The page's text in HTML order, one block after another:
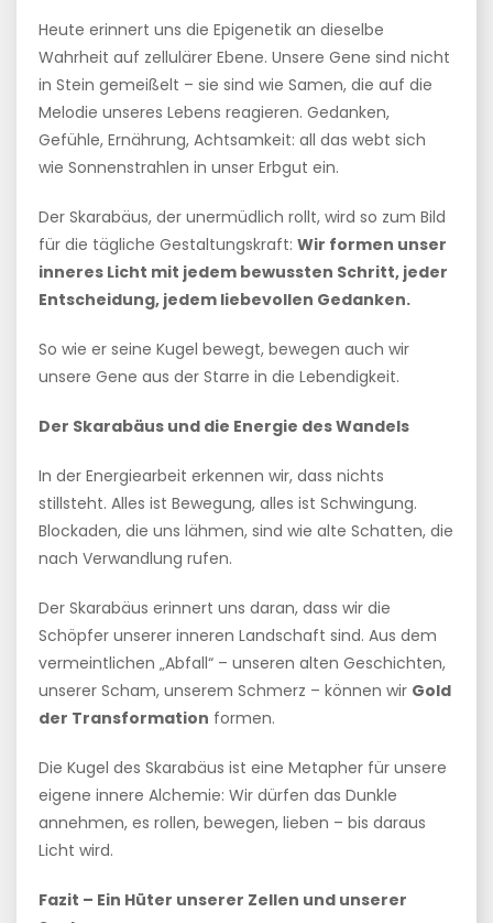
Heute erinnert uns die Epigenetik an dieselbe
Wahrheit auf zellulärer Ebene. Unsere Gene sind nicht
in Stein gemeißelt – sie sind wie Samen, die auf die
Melodie unseres Lebens reagieren. Gedanken,
Gefühle, Ernährung, Achtsamkeit: all das webt sich
wie Sonnenstrahlen in unser Erbgut ein.
Der Skarabäus, der unermüdlich rollt, wird so zum Bild
für die tägliche Gestaltungskraft: Wir formen unser
inneres Licht mit jedem bewussten Schritt, jeder
Entscheidung, jedem liebevollen Gedanken.
So wie er seine Kugel bewegt, bewegen auch wir
unsere Gene aus der Starre in die Lebendigkeit.
Der Skarabäus und die Energie des Wandels
In der Energiearbeit erkennen wir, dass nichts
stillsteht. Alles ist Bewegung, alles ist Schwingung.
Blockaden, die uns lähmen, sind wie alte Schatten, die
nach Verwandlung rufen.
Der Skarabäus erinnert uns daran, dass wir die
Schöpfer unserer inneren Landschaft sind. Aus dem
vermeintlichen „Abfall“ – unseren alten Geschichten,
unserer Scham, unserem Schmerz – können wir Gold
der Transformation formen.
Die Kugel des Skarabäus ist eine Metapher für unsere
eigene innere Alchemie: Wir dürfen das Dunkle
annehmen, es rollen, bewegen, lieben – bis daraus
Licht wird.
Fazit – Ein Hüter unserer Zellen und unserer